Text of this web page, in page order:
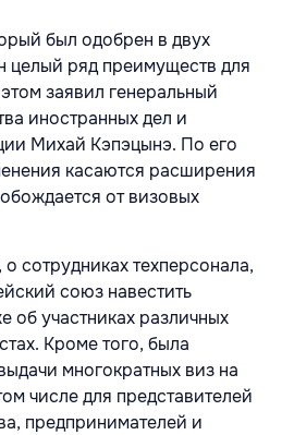
был одобрен в двух
целый ряд преимуществ для
заявил генеральный
иностранных дел и
Михай Кэпэцынэ. По его
касаются расширения
от визовых
о сотрудниках техперсонала,
союз навестить
об участниках различных
Кроме того, была
многократных виз на
числе для представителей
предпринимателей и